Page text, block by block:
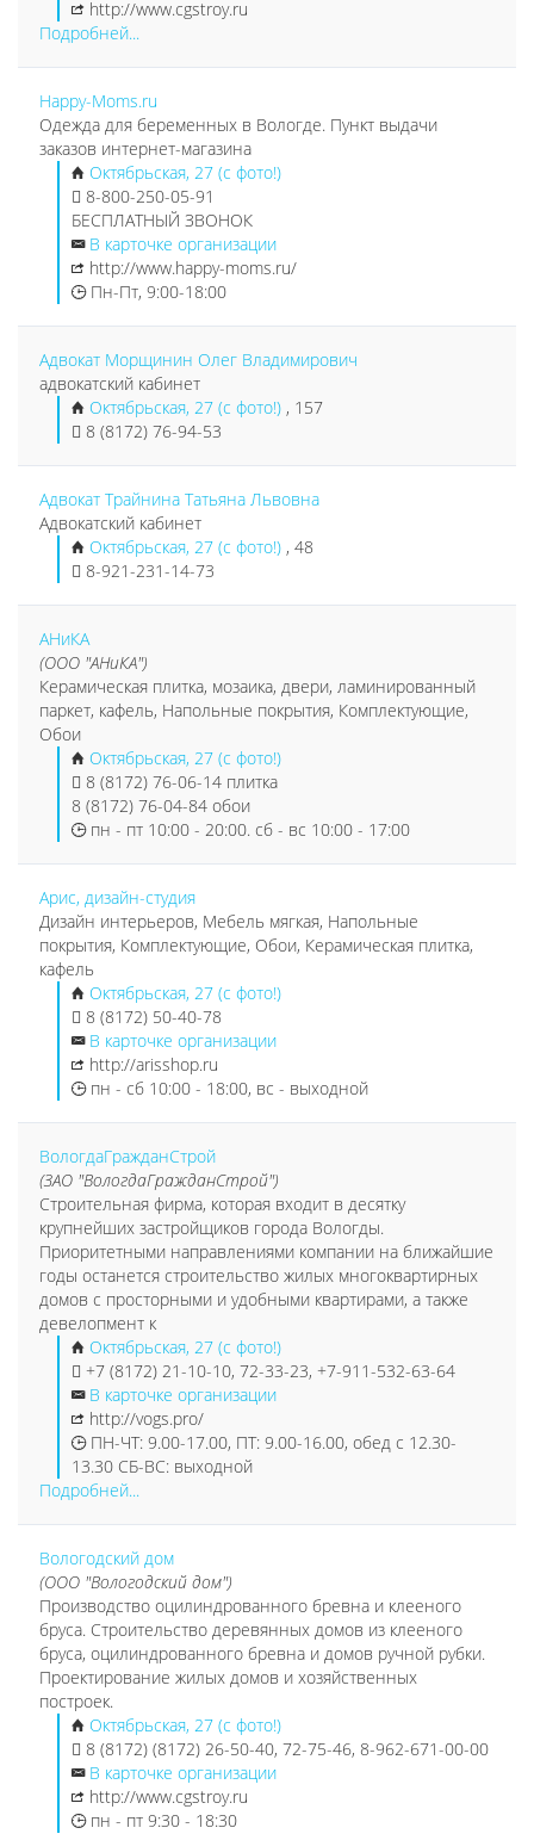
http://www.cgstroy.ru
Подробней...
Happy-Moms.ru
Одежда для беременных в Вологде. Пункт выдачи
заказов интернет-магазина
Октябрьская, 27 (с фото!)
8-800-250-05-91
БЕСПЛАТНЫЙ ЗВОНОК
В карточке организации
http://www.happy-moms.ru/
Пн-Пт, 9:00-18:00
Адвокат Морщинин Олег Владимирович
адвокатский кабинет
Октябрьская, 27 (с фото!) , 157
8 (8172) 76-94-53
Адвокат Трайнина Татьяна Львовна
Адвокатский кабинет
Октябрьская, 27 (с фото!) , 48
8-921-231-14-73
АНиКА
(ООО "АНиКА")
Керамическая плитка, мозаика, двери, ламинированный
паркет, кафель, Напольные покрытия, Комплектующие,
Обои
Октябрьская, 27 (с фото!)
8 (8172) 76-06-14 плитка
8 (8172) 76-04-84 обои
пн - пт 10:00 - 20:00. сб - вс 10:00 - 17:00
Арис, дизайн-студия
Дизайн интерьеров, Мебель мягкая, Напольные
покрытия, Комплектующие, Обои, Керамическая плитка,
кафель
Октябрьская, 27 (с фото!)
8 (8172) 50-40-78
В карточке организации
http://arisshop.ru
пн - сб 10:00 - 18:00, вс - выходной
ВологдаГражданСтрой
(ЗАО "ВологдаГражданСтрой")
Строительная фирма, которая входит в десятку
крупнейших застройщиков города Вологды.
Приоритетными направлениями компании на ближайшие
годы останется строительство жилых многоквартирных
домов с просторными и удобными квартирами, а также
девелопмент к
Октябрьская, 27 (с фото!)
+7 (8172) 21-10-10, 72-33-23, +7-911-532-63-64
В карточке организации
http://vogs.pro/
ПН-ЧТ: 9.00-17.00, ПТ: 9.00-16.00, обед с 12.30-
13.30 СБ-ВС: выходной
Подробней...
Вологодский дом
(ООО "Вологодский дом")
Производство оцилиндрованного бревна и клееного
бруса. Строительство деревянных домов из клееного
бруса, оцилиндрованного бревна и домов ручной рубки.
Проектирование жилых домов и хозяйственных
построек.
Октябрьская, 27 (с фото!)
8 (8172) (8172) 26-50-40, 72-75-46, 8-962-671-00-00
В карточке организации
http://www.cgstroy.ru
пн - пт 9:30 - 18:30